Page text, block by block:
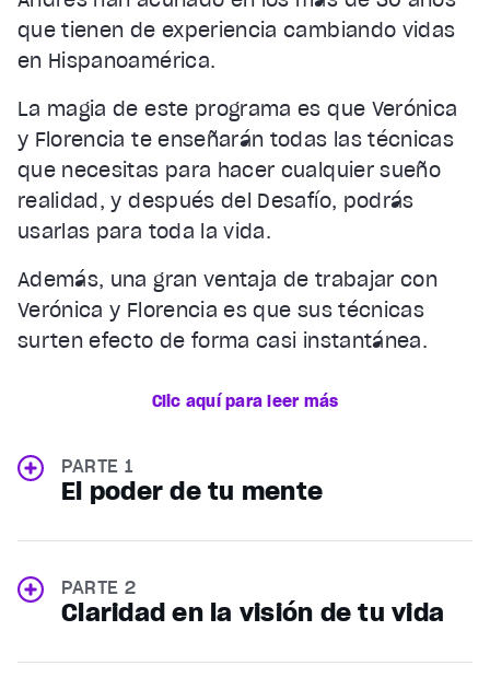
que tienen de experiencia cambiando vidas
en Hispanoamérica.
La magia de este programa es que Verónica
y Florencia te enseñarán todas las técnicas
que necesitas para hacer cualquier sueño
realidad, y después del Desafío, podrás
usarlas para toda la vida.
Además, una gran ventaja de trabajar con
Verónica y Florencia es que sus técnicas
surten efecto de forma casi instantánea.
Clic aquí para leer más
PARTE 1
El poder de tu mente
PARTE 2
Claridad en la visión de tu vida